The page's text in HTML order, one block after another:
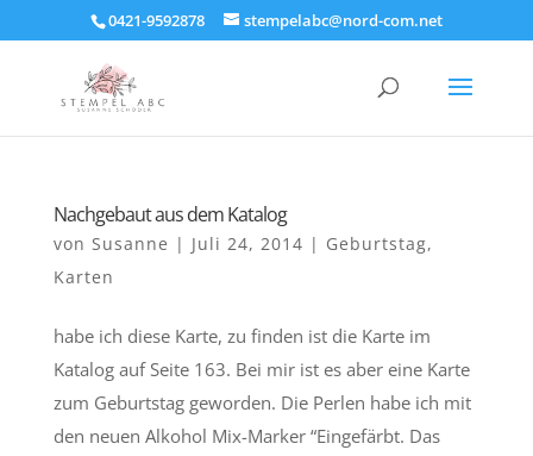
0421-9592878 stempelabc@nord-com.net
Nachgebaut aus dem Katalog
von Susanne | Juli 24, 2014 | Geburtstag,
Karten
habe ich diese Karte, zu finden ist die Karte im
Katalog auf Seite 163. Bei mir ist es aber eine Karte
zum Geburtstag geworden. Die Perlen habe ich mit
den neuen Alkohol Mix-Marker “Eingefärbt. Das